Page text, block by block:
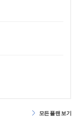
모든 플랜 보기